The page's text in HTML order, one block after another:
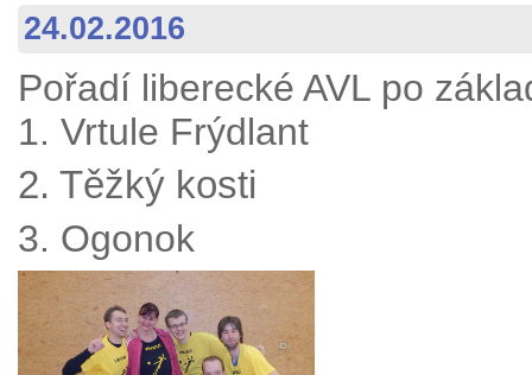
24.02.2016
Pořadí liberecké AVL po
1. Vrtule Frýdlant
2. Těžký kosti
3. Ogonok